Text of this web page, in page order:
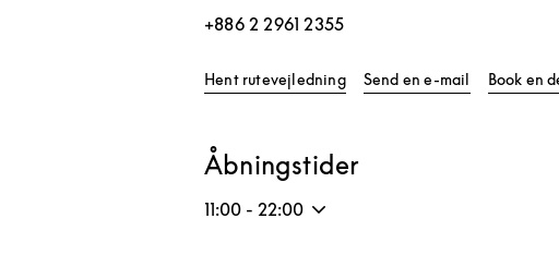
+886 2 2961 2355
Hent rutevejledningLink Opens in New Tab
Send en e-mail Book en
Åbningstider
11:00 - 22:00